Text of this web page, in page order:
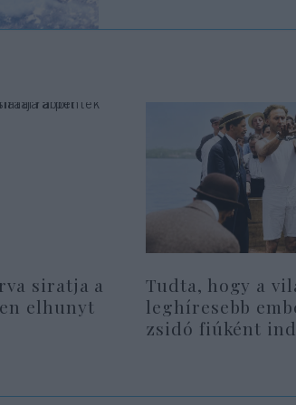
siratja a
elhunyt
Tudta, hogy a
leghíresebb
zsidó fiúként